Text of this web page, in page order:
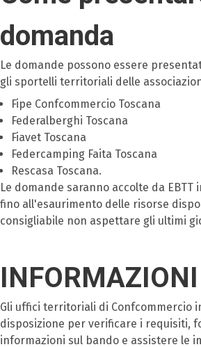
domanda
Le domande possono essere
gli sportelli territoriali delle
Fipe Confcommercio Toscana
Federalberghi Toscana
Fiavet Toscana
Federcamping Faita Toscana
Rescasa Toscana.
Le domande saranno accolte da
fino all'esaurimento delle risorse
consigliabile non aspettare gli ultimi
INFORMAZIONI
Gli uffici territoriali di Confcommercio
disposizione per verificare i requisiti,
informazioni sul bando e assistere le